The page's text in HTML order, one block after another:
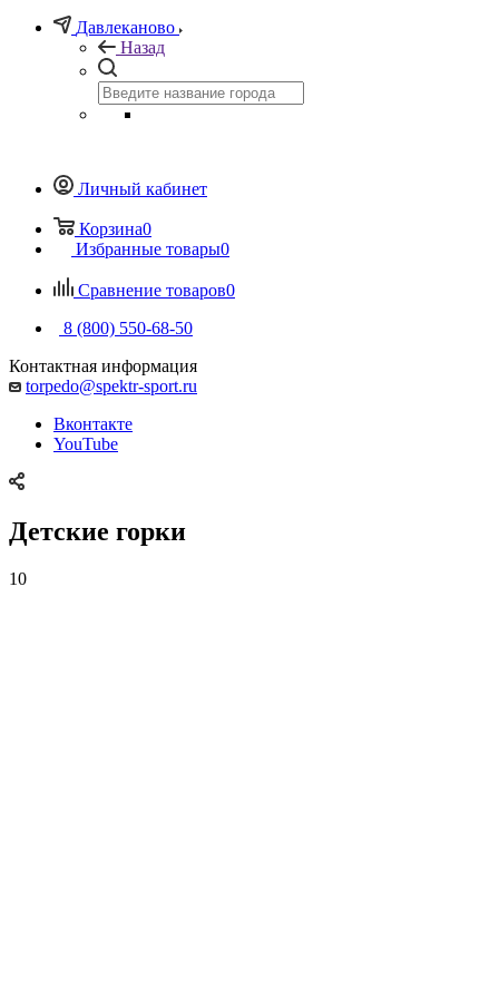
Давлеканово
Назад
Личный кабинет
Корзина0
Избранные товары0
Сравнение товаров0
8 (800) 550-68-50
Контактная информация
torpedo@spektr-sport.ru
Вконтакте
YouTube
Детские горки
10